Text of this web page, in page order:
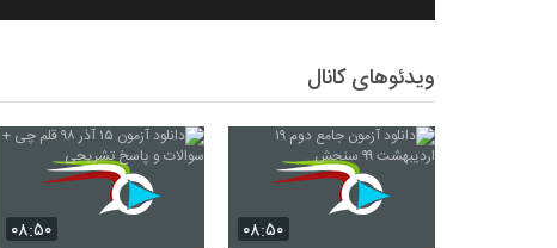
ویدئوهای کانال
۰۸:۵۰ ۰۸:۵۰